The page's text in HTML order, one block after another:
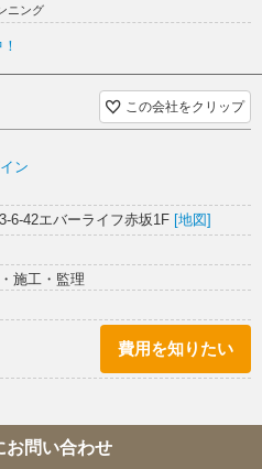
も準備。
い！
形物を創り
。
特殊ダクト。
レコードプレーヤー。
愚痴ばかり言う。
に仕上が下手くそだと愚痴をこぼす
ニング
この会社をクリップ
ン
6-42エバーライフ赤坂1F [地図]
施工・監理
費用を知りたい
お問い合わせ